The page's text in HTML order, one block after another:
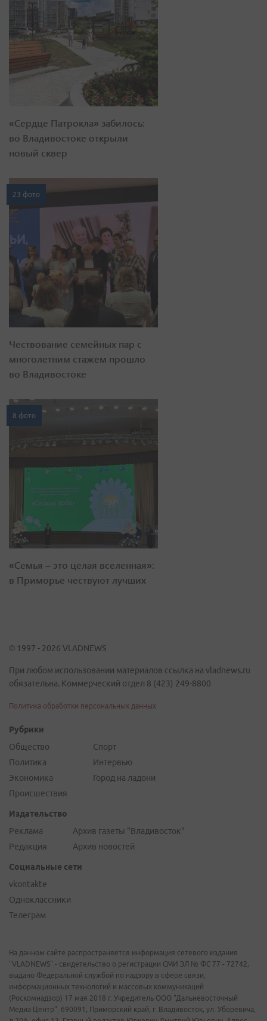
«Сердце Патрокла» забилось:
во Владивостоке открыли
новый сквер
23 фото
Чествование семейных пар с
многолетним стажем прошло
во Владивостоке
8 фото
«Семья – это целая вселенная»:
в Приморье чествуют лучших
© 1997 - 2026 VLADNEWS
При любом использовании материалов ссылка на vladnews.ru
обязательна. Коммерческий отдел 8 (423) 249-8800
Политика обработки персональных данных
Рубрики
Общество
Политика
Экономика
Происшествия
Спорт
Интервью
Город на ладони
Издательство
Реклама
Редакция
Архив газеты "Владивосток"
Архив новостей
Социальные сети
vkontakte
Одноклассники
Телеграм
На данном сайте распространяется информация сетевого издания
"VLADNEWS" - свидетельство о регистрации СМИ ЭЛ № ФС 77 - 72742,
выдано Федеральной службой по надзору в сфере связи,
информационных технологий и массовых коммуникаций
(Роскомнадзор) 17 мая 2018 г. Учредитель ООО "Дальневосточный
Медиа Центр". 690091, Приморский край, г. Владивосток, ул. Уборевича,